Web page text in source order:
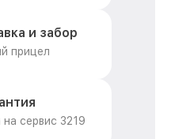
и забор
прицел
сервис 3219